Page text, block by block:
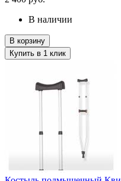
В наличии
В корзину
Купить в 1 клик